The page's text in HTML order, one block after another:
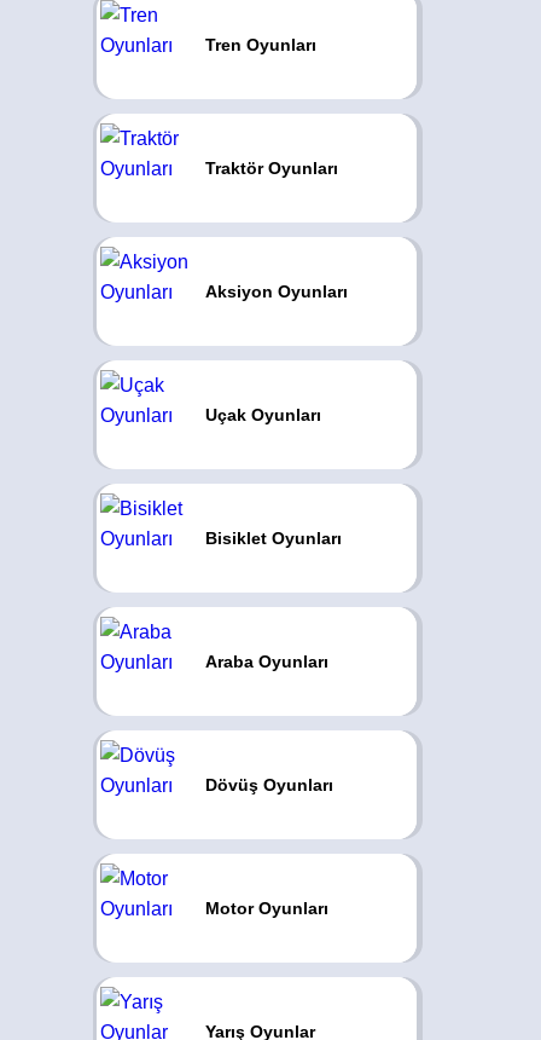
Tren Oyunları
Traktör Oyunları
Aksiyon Oyunları
Uçak Oyunları
Bisiklet Oyunları
Araba Oyunları
Dövüş Oyunları
Motor Oyunları
Yarış Oyunlar